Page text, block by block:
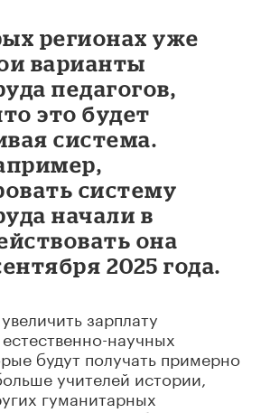
регионах уже
варианты
педагогов,
это будет
система.
систему
начали в
она
2025 года.
зарплату
научных
будут получать примерно
учителей истории,
гуманитарных